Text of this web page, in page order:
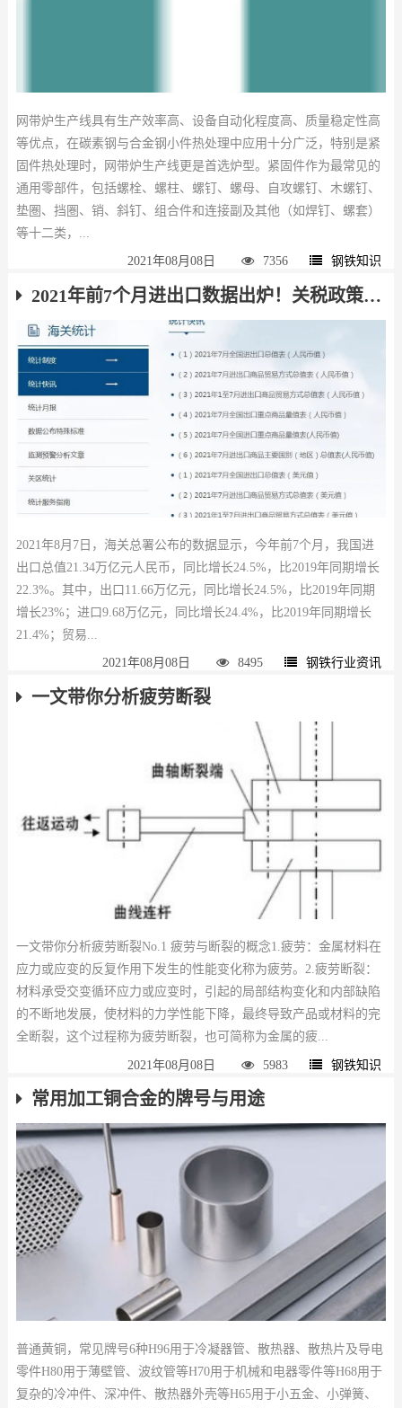
网带炉生产线具有生产效率高、设备自动化程度高、质量稳定性高
等优点，在碳素钢与合金钢小件热处理中应用十分广泛，特别是紧
固件热处理时，网带炉生产线更是首选炉型。紧固件作为最常见的
通用零部件，包括螺栓、螺柱、螺钉、螺母、自攻螺钉、木螺钉、
垫圏、挡圏、销、斜钉、组合件和连接副及其他（如焊钉、螺套）
等十二类，...
2021年08月08日 7356 钢铁知识
2021年前7个月进出口数据出炉！关税政策调整对钢材出口影响显现！
2021年8月7日，海关总署公布的数据显示，今年前7个月，我国进
出口总值21.34万亿元人民币，同比增长24.5%，比2019年同期增长
22.3%。其中，出口11.66万亿元，同比增长24.5%，比2019年同期
增长23%；进口9.68万亿元，同比增长24.4%，比2019年同期增长
21.4%；贸易...
2021年08月08日 8495 钢铁行业资讯
一文带你分析疲劳断裂
一文带你分析疲劳断裂No.1 疲劳与断裂的概念1.疲劳：金属材料在
应力或应变的反复作用下发生的性能变化称为疲劳。2.疲劳断裂：
材料承受交变循环应力或应变时，引起的局部结构变化和内部缺陷
的不断地发展，使材料的力学性能下降，最终导致产品或材料的完
全断裂，这个过程称为疲劳断裂，也可简称为金属的疲...
2021年08月08日 5983 钢铁知识
常用加工铜合金的牌号与用途
普通黄铜，常见牌号6种H96用于冷凝器管、散热器、散热片及导电
零件H80用于薄壁管、波纹管等H70用于机械和电器零件等H68用于
复杂的冷冲件、深冲件、散热器外壳等H65用于小五金、小弹簧、